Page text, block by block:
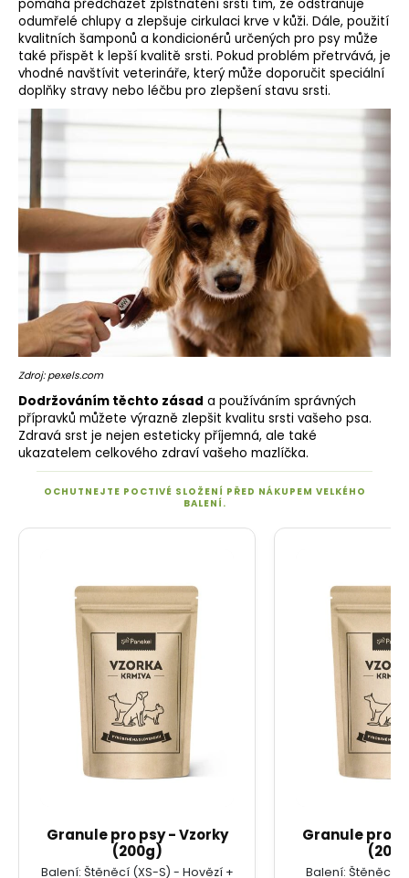
pomáhá předcházet zplstnatění srsti tím, že odstraňuje
odumřelé chlupy a zlepšuje cirkulaci krve v kůži. Dále, použití
kvalitních šamponů a kondicionérů určených pro psy může
také přispět k lepší kvalitě srsti. Pokud problém přetrvává, je
vhodné navštívit veterináře, který může doporučit speciální
doplňky stravy nebo léčbu pro zlepšení stavu srsti.
Zdroj: pexels.com
Dodržováním těchto zásad a používáním správných
přípravků můžete výrazně zlepšit kvalitu srsti vašeho psa.
Zdravá srst je nejen esteticky příjemná, ale také
ukazatelem celkového zdraví vašeho mazlíčka.